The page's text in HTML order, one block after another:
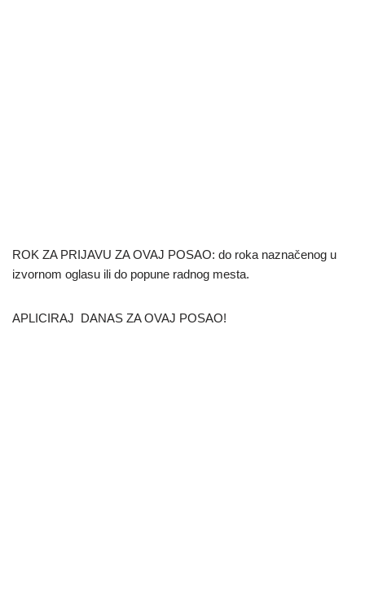
ROK ZA PRIJAVU ZA OVAJ POSAO: do roka naznačenog u
izvornom oglasu ili do popune radnog mesta.
APLICIRAJ DANAS ZA OVAJ POSAO!